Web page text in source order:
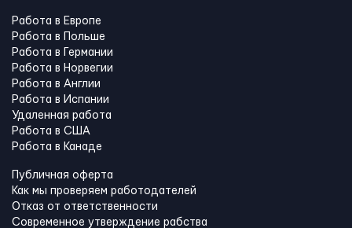
Работа в Европе
Работа в Польше
Работа в Германии
Работа в Норвегии
Работа в Англии
Работа в Испании
Удаленная работа
Работа в США
Работа в Канадe
Публичная оферта
Как мы проверяем работодателей
Отказ от ответственности
Современное утверждение рабства